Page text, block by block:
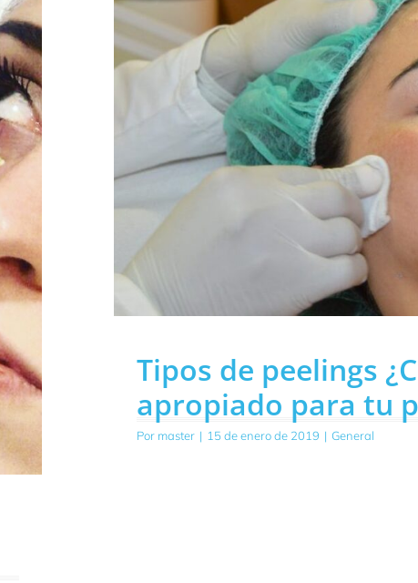
Tipos de peelings
apropiado para tu
Por master | 15 de enero de 2019 | General